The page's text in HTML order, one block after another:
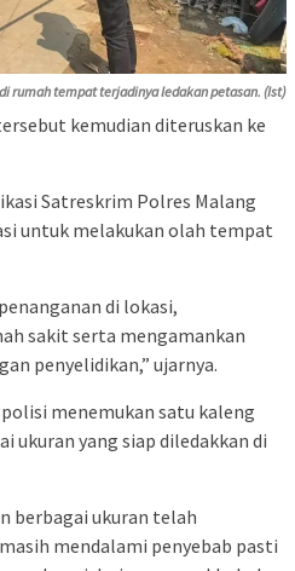
rumah tempat terjadinya ledakan petasan. (Ist)
kemudian diteruskan ke
Satreskrim Polres Malang
untuk melakukan olah tempat
di lokasi,
sakit serta mengamankan
penyelidikan,” ujarnya.
menemukan satu kaleng
ukuran yang siap diledakkan di
berbagai ukuran telah
mendalami penyebab pasti